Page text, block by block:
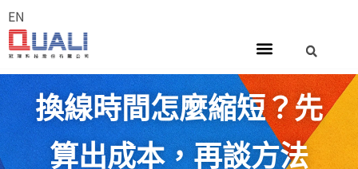
EN
換線時間怎麼縮短？先
算出成本，再談方法